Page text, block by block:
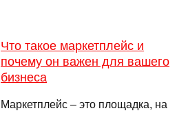
Что такое маркетплейс и
почему он важен для вашего
бизнеса
Маркетплейс – это площадка, на